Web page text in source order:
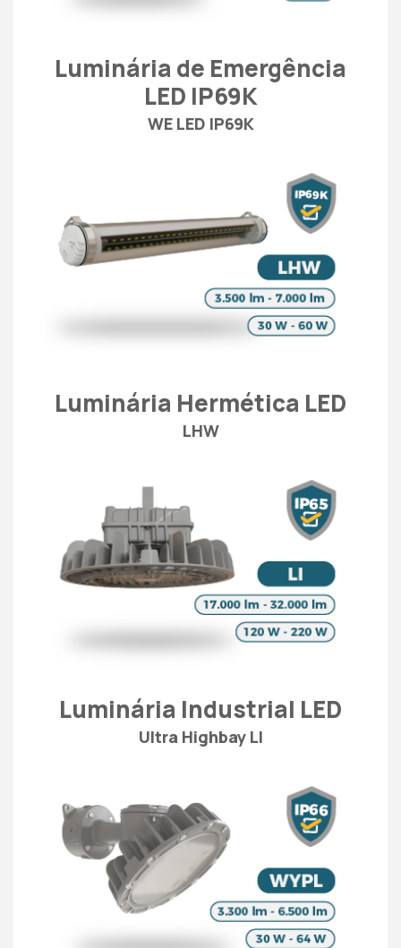
Luminária de Emergência
LED IP69K
WE LED IP69K
Luminária Hermética LED
LHW
Luminária Industrial LED
Ultra Highbay LI